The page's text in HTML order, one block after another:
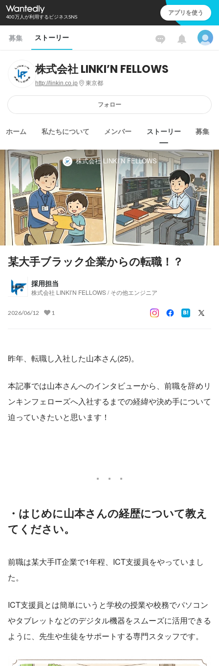
400万人が利用するビジネスSNS アプリを使う
募集 ストーリー
株式会社 LINKI’N FELLOWS
http://linkin.co.jp 東京都
フォロー
ホーム 私たちについて メンバー ストーリー 募集
株式会社 LINKI’N FELLOWS
某大手ブラック企業からの転職！？
採用担当
株式会社 LINKI’N FELLOWS / その他エンジニア
2026/06/12 1
昨年、転職し入社した山本さん(25)。
本記事では山本さんへのインタビューから、前職を辞めリ
ンキンフェローズへ入社するまでの経緯や決め手について
迫っていきたいと思います！
・はじめに山本さんの経歴について教え
てください。
前職は某大手IT企業で1年程、ICT支援員をやっていまし
た。
ICT支援員とは簡単にいうと学校の授業や校務でパソコン
やタブレットなどのデジタル機器をスムーズに活用できる
ように、先生や生徒をサポートする専門スタッフです。